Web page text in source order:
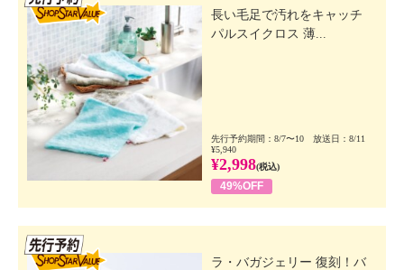
長い毛足で汚れをキャッチ
パルスイクロス 薄...
先行予約期間：8/7〜10 放送日：8/11
¥5,940
¥2,998(税込)
49%OFF
ラ・バガジェリー 復刻！バ